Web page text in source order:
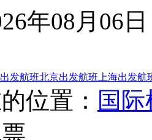
年08月06日
发航班北京出发航班 上海出发航
位置： 国